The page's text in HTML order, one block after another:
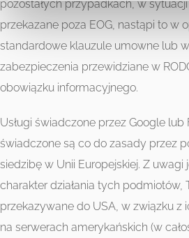
pozostałych przypadkach, w
przekazane poza EOG, nastąpi to w
standardowe klauzule umowne lub
zabezpieczenia przewidziane w
obowiązku informacyjnego.
Usługi świadczone przez Google lub
świadczone są co do zasady przez
siedzibę w Unii Europejskiej. Z
charakter działania tych
przekazywane do USA, w związku z
na serwerach amerykańskich (w